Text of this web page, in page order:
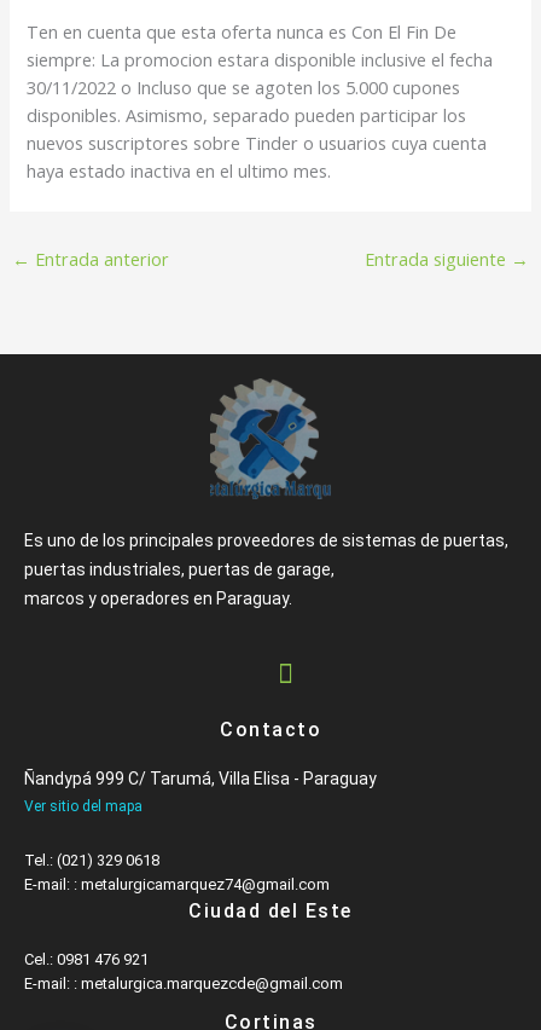
Ten en cuenta que esta oferta nunca es Con El Fin De
siempre: La promocion estara disponible inclusive el fecha
30/11/2022 o Incluso que se agoten los 5.000 cupones
disponibles. Asimismo, separado pueden participar los
nuevos suscriptores sobre Tinder o usuarios cuya cuenta
haya estado inactiva en el ultimo mes.
← Entrada anterior Entrada siguiente →
Es uno de los principales proveedores de sistemas de puertas,
puertas industriales, puertas de garage,
marcos y operadores en Paraguay.
Contacto
Ñandypá 999 C/ Tarumá, Villa Elisa - Paraguay
Ver sitio del mapa
Tel.: (021) 329 0618
E-mail: : metalurgicamarquez74@gmail.com
Ciudad del Este
Cel.: 0981 476 921
E-mail: : metalurgica.marquezcde@gmail.com
Cortinas